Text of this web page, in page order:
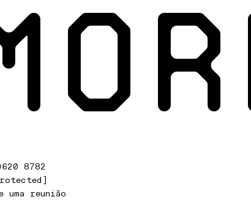
8782
uma reunião